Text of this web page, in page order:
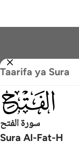
Taarifa ya Sura
سورة الفتح
Sura Al-Fat-H